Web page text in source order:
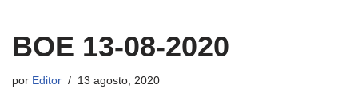
BOE 13-08-2020
por Editor 13 agosto, 2020